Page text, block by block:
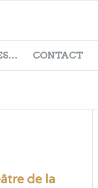
CONTACT
de la